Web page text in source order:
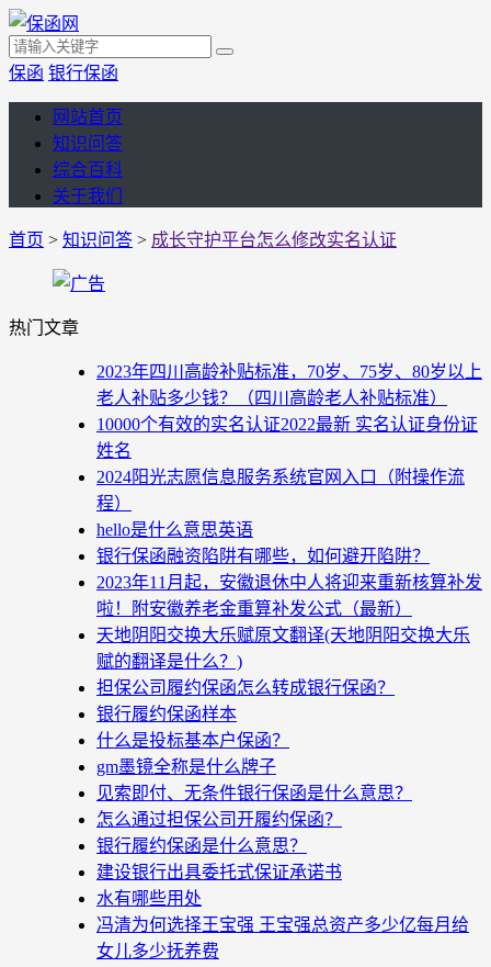
保函 银行保函
网站首页
知识问答
综合百科
关于我们
首页 > 知识问答 > 成长守护平台怎么修改实名认证
热门文章
2023年四川高龄补贴标准，70岁、75岁、80岁以上
老人补贴多少钱？（四川高龄老人补贴标准）
10000个有效的实名认证2022最新 实名认证身份证
姓名
2024阳光志愿信息服务系统官网入口（附操作流
程）
hello是什么意思英语
银行保函融资陷阱有哪些，如何避开陷阱？
2023年11月起，安徽退休中人将迎来重新核算补发
啦！附安徽养老金重算补发公式（最新）
天地阴阳交换大乐赋原文翻译(天地阴阳交换大乐
赋的翻译是什么？)
担保公司履约保函怎么转成银行保函？
银行履约保函样本
什么是投标基本户保函？
gm墨镜全称是什么牌子
见索即付、无条件银行保函是什么意思？
怎么通过担保公司开履约保函？
银行履约保函是什么意思？
建设银行出具委托式保证承诺书
水有哪些用处
冯清为何选择王宝强 王宝强总资产多少亿每月给
女儿多少抚养费